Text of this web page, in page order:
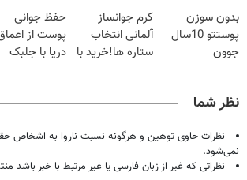
شدی🔥
ویژه تا امشب)
بدون سوزن
پوستتو 10سال
جوون
کرم جوانساز
آلمانی انتخاب
ستاره ها!خرید با
حفظ جوانی
پوست از
دریا با جلبک
نظر شما
نظرات حاوی توهین و هرگونه نسبت ناروا به اشخاص
نمی‌شود.
نظراتی که غیر از زبان فارسی یا غیر مرتبط با خبر باشد